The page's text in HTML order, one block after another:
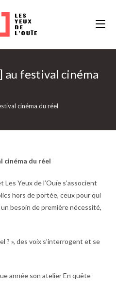
au festival cinéma
cinéma du réel
cinéma du réel
Yeux de l’Ouïe s’associent
hors de portée, ceux pour qui
besoin de première nécessité,
? », des voix s’interrogent et se
année son atelier En quête